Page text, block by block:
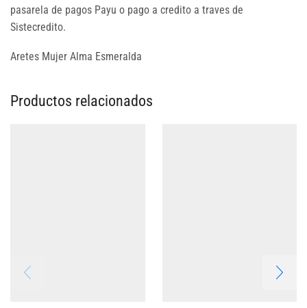
pasarela de pagos Payu o pago a credito a traves de
Sistecredito.
Aretes Mujer Alma Esmeralda
Productos relacionados